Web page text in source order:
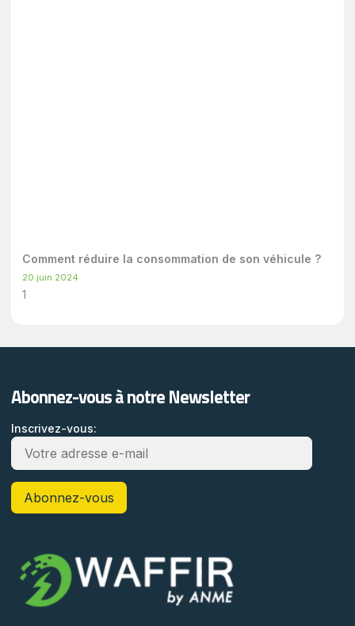
Comment réduire la consommation de son véhicule ?
20 juin 2024
Abonnez-vous à notre Newsletter
Inscrivez-vous: